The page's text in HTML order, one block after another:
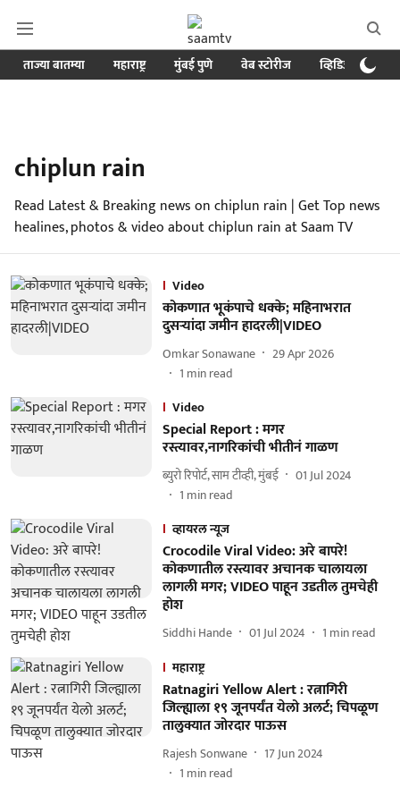
ताज्या बातम्या महाराष्ट्र मुंबई पुणे वेब स्टोरीज व्हिडिओ
chiplun rain
Read Latest & Breaking news on chiplun rain | Get Top news
healines, photos & video about chiplun rain at Saam TV
Video
कोकणात भूकंपाचे धक्के; महिनाभरात
दुसऱ्यांदा जमीन हादरली|VIDEO
Omkar Sonawane
29 Apr 2026
1 min read
Video
Special Report : मगर
रस्त्यावर,नागरिकांची भीतीनं गाळण
ब्युरो रिपोर्ट, साम टीव्ही, मुंबई
01 Jul 2024
1 min read
व्हायरल न्यूज
Crocodile Viral Video: अरे बापरे!
कोकणातील रस्त्यावर अचानक चालायला
लागली मगर; VIDEO पाहून उडतील तुमचेही
होश
Siddhi Hande 01 Jul 2024 1 min read
महाराष्ट्र
Ratnagiri Yellow Alert : रत्नागिरी
जिल्ह्याला १९ जूनपर्यंत येलो अलर्ट; चिपळूण
तालुक्यात जोरदार पाऊस
Rajesh Sonwane
17 Jun 2024
1 min read